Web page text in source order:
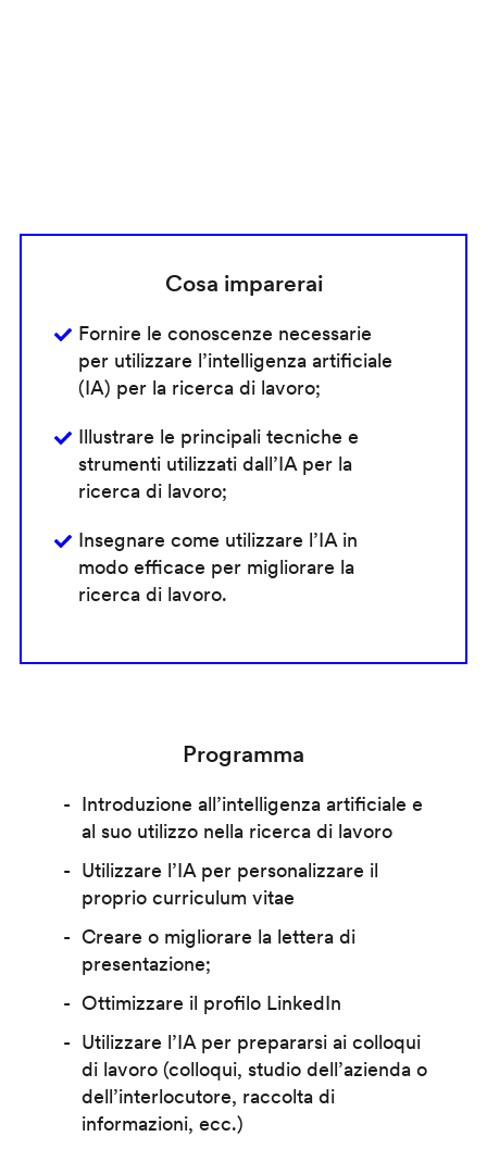
Cosa imparerai
Fornire le conoscenze necessarie
per utilizzare l’intelligenza artificiale
(IA) per la ricerca di lavoro;
Illustrare le principali tecniche e
strumenti utilizzati dall’IA per la
ricerca di lavoro;
Insegnare come utilizzare l’IA in
modo efficace per migliorare la
ricerca di lavoro.
Programma
Introduzione all’intelligenza artificiale e
al suo utilizzo nella ricerca di lavoro
Utilizzare l’IA per personalizzare il
proprio curriculum vitae
Creare o migliorare la lettera di
presentazione;
Ottimizzare il profilo LinkedIn
Utilizzare l’IA per prepararsi ai colloqui
di lavoro (colloqui, studio dell’azienda o
dell’interlocutore, raccolta di
informazioni, ecc.)